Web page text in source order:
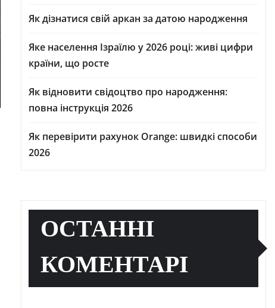
Як дізнатися свій аркан за датою народження
Яке населення Ізраїлю у 2026 році: живі цифри
країни, що росте
Як відновити свідоцтво про народження:
повна інструкція 2026
Як перевірити рахунок Orange: швидкі способи
2026
ОСТАННІ
КОМЕНТАРІ